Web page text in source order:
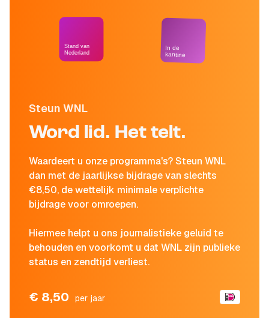
Steun WNL
Word lid. Het telt.
Waardeert u onze programma's? Steun WNL
dan met de jaarlijkse bijdrage van slechts
€8,50, de wettelijk minimale verplichte
bijdrage voor omroepen.
Hiermee helpt u ons journalistieke geluid te
behouden en voorkomt u dat WNL zijn publieke
status en zendtijd verliest.
€ 8,50 per jaar
Stand van
Nederland
In de
kantine